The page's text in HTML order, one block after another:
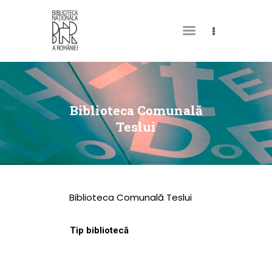
Biblioteca Comunală
Teslui
DESPRE NOI
PERMISUL MEU DE
BIBLIOTECĂ
CATALOAGE ȘI
COLECȚII
CULTURALE
Biblioteca Comunală Teslui
Tip bibliotecă